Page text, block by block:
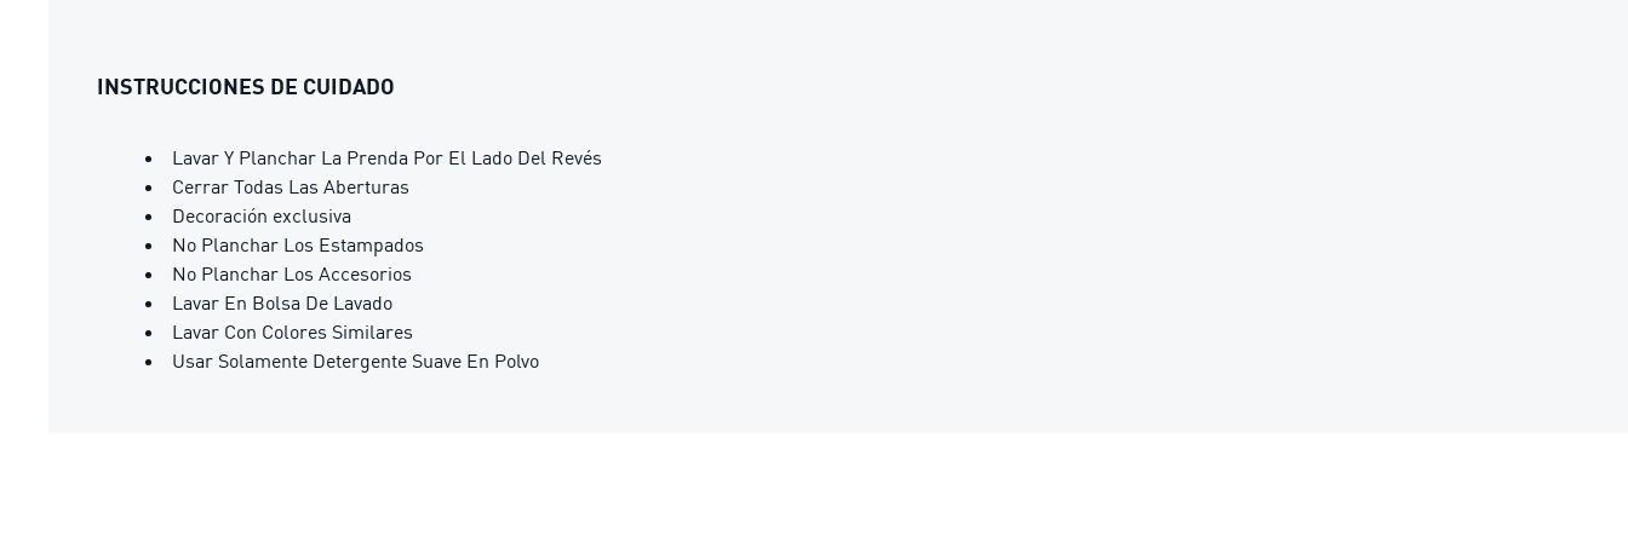
INSTRUCCIONES DE CUIDADO
Lavar Y Planchar La Prenda Por El Lado Del Revés
Cerrar Todas Las Aberturas
Decoración exclusiva
No Planchar Los Estampados
No Planchar Los Accesorios
Lavar En Bolsa De Lavado
Lavar Con Colores Similares
Usar Solamente Detergente Suave En Polvo